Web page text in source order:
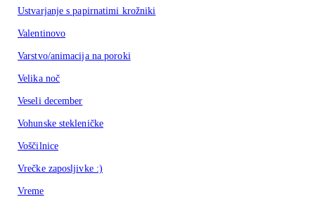
Ustvarjanje s papirnatimi krožniki
Valentinovo
Varstvo/animacija na poroki
Velika noč
Veseli december
Vohunske stekleničke
Voščilnice
Vrečke zaposljivke :)
Vreme